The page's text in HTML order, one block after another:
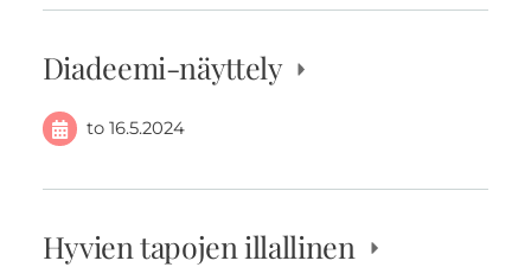
Diadeemi-näyttely
to 16.5.2024
Hyvien tapojen illallinen